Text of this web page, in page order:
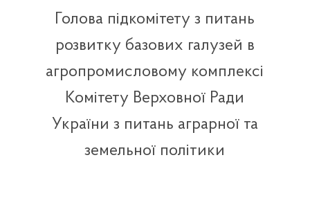
Голова підкомітету з питань
розвитку базових галузей в
агропромисловому комплексі
Комітету Верховної Ради
України з питань аграрної та
земельної політики